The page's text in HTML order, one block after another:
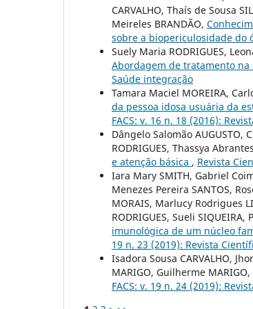
CARVALHO, Thaís de Sousa
Meireles BRANDÃO,
sobre a biopericulosidade do
Suely Maria RODRIGUES,
Abordagem de tratamento na
Saúde integração
Tamara Maciel MOREIRA,
da pessoa idosa usuária da
FACS: v. 16 n. 18 (2016):
Dângelo Salomão AUGUSTO,
RODRIGUES, Thassya
e atenção básica , Revista
Iara Mary SMITH, Gabriel
Menezes Pereira SANTOS,
MORAIS, Marlucy Rodrigues
RODRIGUES, Sueli
imunológica de um núcleo
19 n. 23 (2019): Revista
Isadora Sousa CARVALHO,
MARIGO, Guilherme MARIGO,
FACS: v. 19 n. 24 (2019):